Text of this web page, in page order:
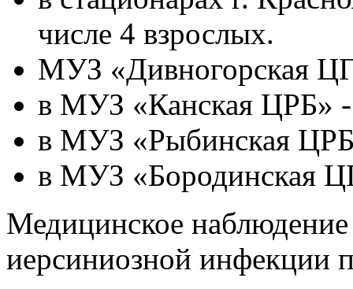
числе 4 взрослых.
МУЗ «Дивногорская
в МУЗ «Канская ЦРБ» -
в МУЗ «Рыбинская
в МУЗ «Бородинская
Медицинское
иерсиниозной инфекции